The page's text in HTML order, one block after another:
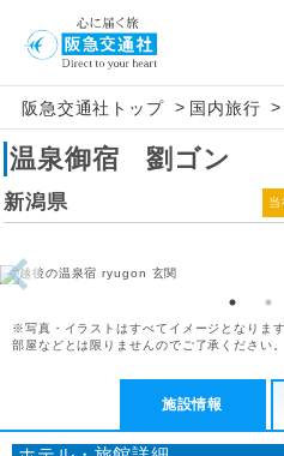
阪急交通社トップ > 国内旅行 >
温泉御宿 劉ゴン
新潟県
※写真・イラストはすべてイメージとなりま
部屋などとは限りませんのでご了承ください。
施設情報